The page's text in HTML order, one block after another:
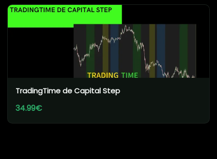
TradingTime de Capital Step
34.99€